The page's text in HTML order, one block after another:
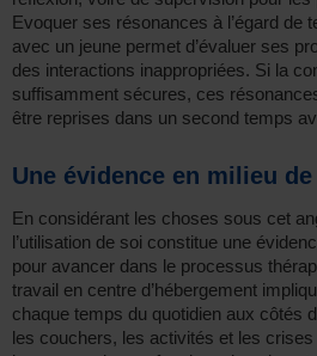
Evoquer ses résonances à l’égard de
avec un jeune permet d’évaluer ses
des interactions inappropriées. Si la
suffisamment sécures, ces
être reprises dans un second temps
Une évidence en milieu
En considérant les choses sous cet
l’utilisation de soi constitue une
pour avancer dans le processus
travail en centre d’hébergement
chaque temps du quotidien aux côtés
les couchers, les activités et les